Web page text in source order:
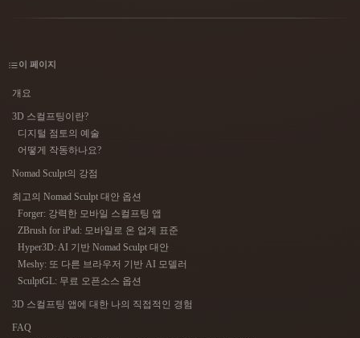
AI 이미지 리믹스
AI 텍스처 생성기
AI HDRI 생성기 3D 메시 편집기
Game
VR/AR
Mechanical
Engineering
플러그인
Blender Unity
이 페이지
개요
3D 스컬프팅이란?
디지털 점토의 예술
어떻게 작동하나요?
Nomad Sculpt의 강점
최고의 Nomad Sculpt 대안 옵션
Forger: 강력한 모바일 스컬프팅 앱
ZBrush for iPad: 모바일로 온 업계 표준
Hyper3D: AI 기반 Nomad Sculpt 대안
Meshy: 또 다른 브라우저 기반 AI 모델러
SculptGL: 무료 오픈소스 옵션
3D 스컬프팅 앱에 대한 나의 직접적인 경험
FAQ